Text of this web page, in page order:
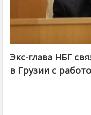
Экс-глава НБГ
в Грузии с